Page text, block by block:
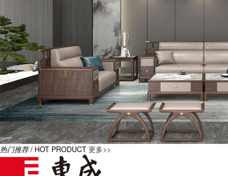
热门推荐 / HOT PRODUCT 更多>>